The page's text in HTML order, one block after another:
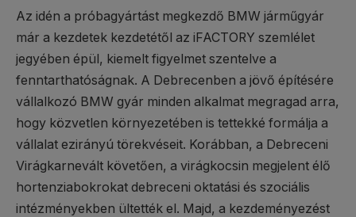
Az idén a próbagyártást megkezdő BMW járműgyár
már a kezdetek kezdetétől az iFACTORY szemlélet
jegyében épül, kiemelt figyelmet szentelve a
fenntarthatóságnak. A Debrecenben a jövő építésére
vállalkozó BMW gyár minden alkalmat megragad arra,
hogy közvetlen környezetében is tettekké formálja a
vállalat ezirányú törekvéseit. Korábban, a Debreceni
Virágkarnevált követően, a virágkocsin megjelent élő
hortenziabokrokat debreceni oktatási és szociális
intézményekben ültették el. Majd, a kezdeményezést